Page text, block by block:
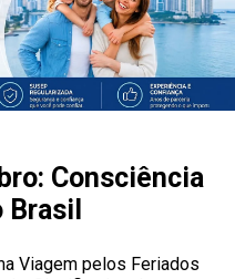
Consciência
Brasil
Viagem pelos Feriados